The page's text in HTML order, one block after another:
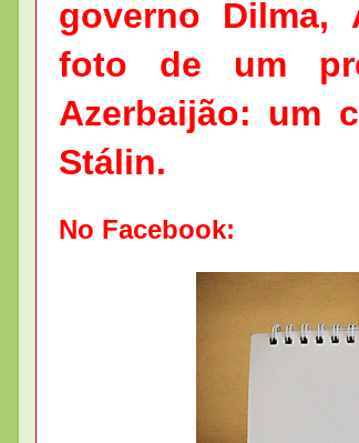
governo Dilma,
foto de um
Azerbaijão: um
Stálin.
No Facebook: